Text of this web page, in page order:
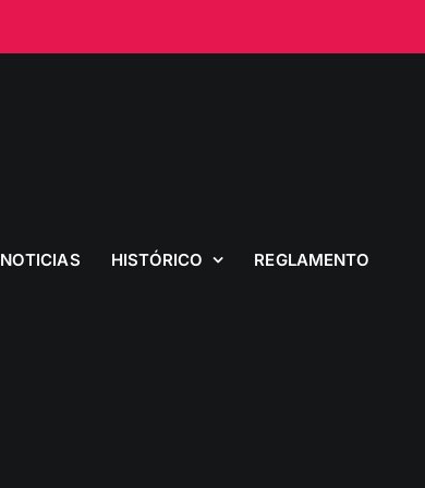
NOTICIAS HISTÓRICO REGLAMENTO